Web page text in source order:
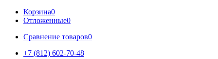
Корзина0
Отложенные0
Сравнение товаров0
+7 (812) 602-70-48